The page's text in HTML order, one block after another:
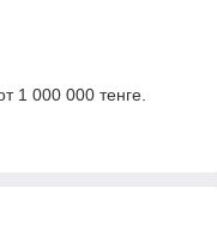
1 000 000 тенге.